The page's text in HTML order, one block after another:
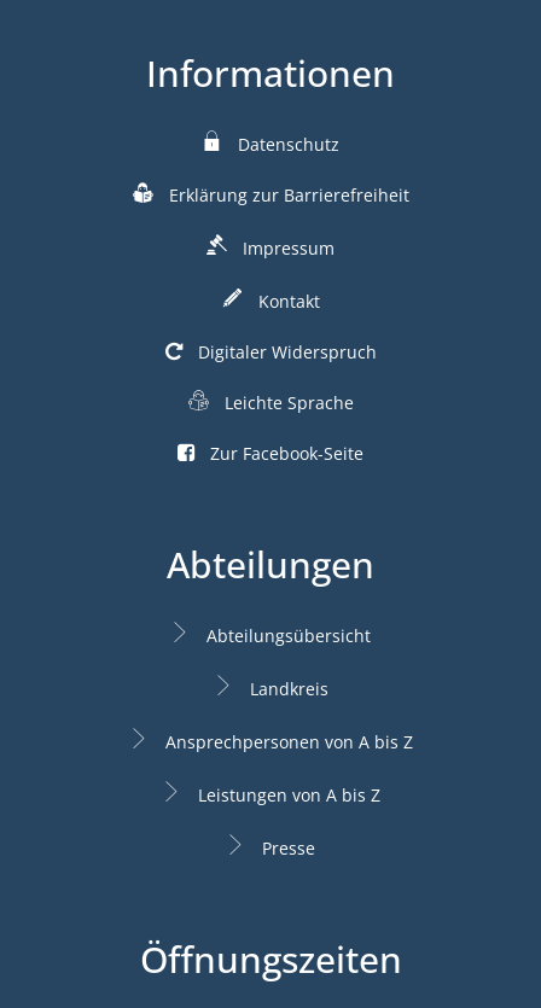
Informationen
Datenschutz
Erklärung zur Barrierefreiheit
Impressum
Kontakt
Digitaler Widerspruch
Leichte Sprache
Zur Facebook-Seite
Abteilungen
Abteilungsübersicht
Landkreis
Ansprechpersonen von A bis Z
Leistungen von A bis Z
Presse
Öffnungszeiten